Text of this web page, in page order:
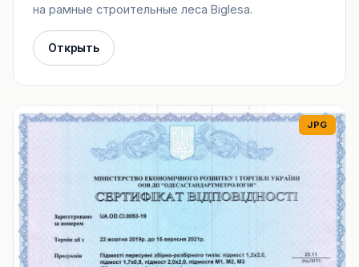
на рамные строительные леса Biglesa.
Открыть
JPG